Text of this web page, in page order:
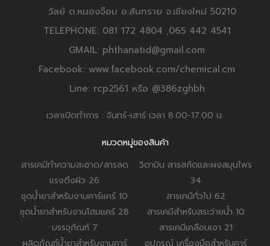
วัลย์ ต.หนองจ๊อม อ.สันทราย จ.เชียงใหม่ 50210
TELEPHONE: 081 172 4804 ,065 442 4541
GMAIL: phthanatid@gmail.com
Facebook: www.facebook.com/chemical.cm
Line: rcp2561 หรือ @386zghbh
เวลาเปิดทำการ : จันทร์-เสาร์ เวลา 8.00-17.00 น.
หมวดหมู่ของสินค้า
สารเคมีทำความสะอาด/สารลด
แรงตึงผิว 26
ชุดน้ำยาสำหรับงานคาร์แคร์ 10
ชุดน้ำยาสำหรับงานโฮมแคร์ 28
บรรจุภัณฑ์ 7
ผลิตภัณฑ์น้ำยาสำหรับงานคาร์
วิตามิน สารสกัดและผงสมุนไพร
34
สารเคมีทั่วไป 62
สารเคมีสำหรับสระว่ายน้ำ 10
สารเคมีเคลือบเงา 21
อุปกรณ์ เครื่องมือสำหรับคาร์